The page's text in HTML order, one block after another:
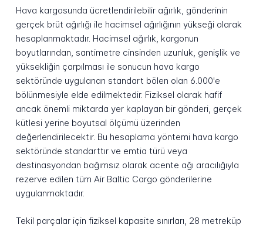
Hava kargosunda ücretlendirilebilir ağırlık, gönderinin
gerçek brüt ağırlığı ile hacimsel ağırlığının yükseği olarak
hesaplanmaktadır. Hacimsel ağırlık, kargonun
boyutlarından, santimetre cinsinden uzunluk, genişlik ve
yüksekliğin çarpılması ile sonucun hava kargo
sektöründe uygulanan standart bölen olan 6.000'e
bölünmesiyle elde edilmektedir. Fiziksel olarak hafif
ancak önemli miktarda yer kaplayan bir gönderi, gerçek
kütlesi yerine boyutsal ölçümü üzerinden
değerlendirilecektir. Bu hesaplama yöntemi hava kargo
sektöründe standarttır ve emtia türü veya
destinasyondan bağımsız olarak acente ağı aracılığıyla
rezerve edilen tüm Air Baltic Cargo gönderilerine
uygulanmaktadır.
Tekil parçalar için fiziksel kapasite sınırları, 28 metreküp